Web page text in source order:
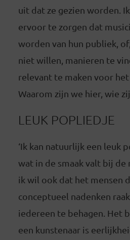
uit dat ze gezien worden.
ervoor te zorgen dat
worden van hun publiek,
niet willen, manieren te
relevant te maken voor het
Waarom zijn we hier, wie
LEUK POPLIEDJE
‘Ik kan natuurlijk een leuk
wat in de smaak valt bij de
ik wil ook dat het mensen
conceptueel nadenken
iedereen te behagen. Het
een kunstenaar is